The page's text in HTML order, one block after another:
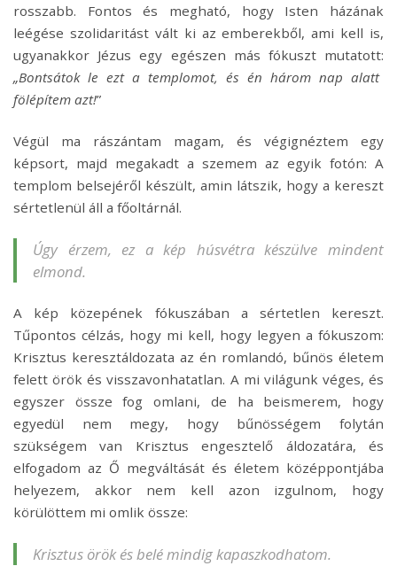
rosszabb. Fontos és megható, hogy Isten házának
leégése szolidaritást vált ki az emberekből, ami kell is,
ugyanakkor Jézus egy egészen más fókuszt mutatott:
„Bontsátok le ezt a templomot, és én három nap alatt
fölépítem azt!”
Végül ma rászántam magam, és végignéztem egy
képsort, majd megakadt a szemem az egyik fotón: A
templom belsejéről készült, amin látszik, hogy a kereszt
sértetlenül áll a főoltárnál.
Úgy érzem, ez a kép húsvétra készülve mindent
elmond.
A kép közepének fókuszában a sértetlen kereszt.
Tűpontos célzás, hogy mi kell, hogy legyen a fókuszom:
Krisztus keresztáldozata az én romlandó, bűnös életem
felett örök és visszavonhatatlan. A mi világunk véges, és
egyszer össze fog omlani, de ha beismerem, hogy
egyedül nem megy, hogy bűnösségem folytán
szükségem van Krisztus engesztelő áldozatára, és
elfogadom az Ő megváltását és életem középpontjába
helyezem, akkor nem kell azon izgulnom, hogy
körülöttem mi omlik össze:
Krisztus örök és belé mindig kapaszkodhatom.